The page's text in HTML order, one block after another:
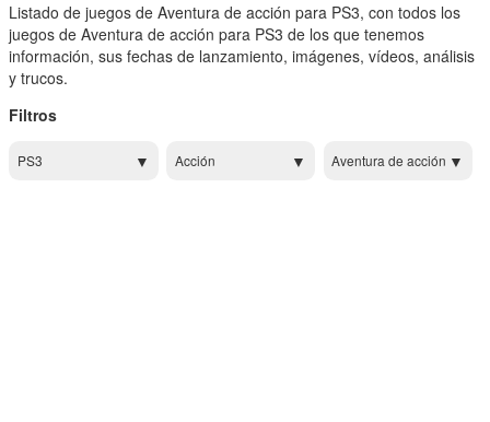
Listado de juegos de Aventura de acción para PS3, con todos los
juegos de Aventura de acción para PS3 de los que tenemos
información, sus fechas de lanzamiento, imágenes, vídeos, análisis
y trucos.
Filtros
PS3 Acción Aventura de acción